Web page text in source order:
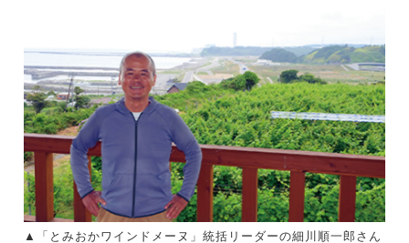
▲「とみおかワインドメーヌ」統括リーダーの細川順一郎さん